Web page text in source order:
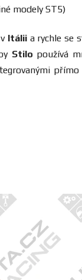
modely ST5)
v Itáliia rychle se
Stilo používá